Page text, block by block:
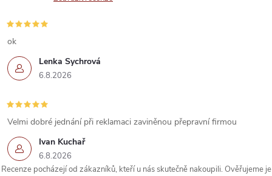
Lenka Sychrová
6.8.2026
ok
Ivan Kuchař
6.8.2026
Velmi dobré jednání při reklamaci zaviněnou přepravní firmou
Recenze pocházejí od zákazníků, kteří u nás skutečně nakoupili. Ověřujeme je